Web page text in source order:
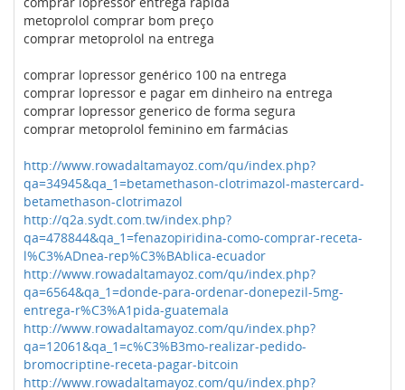
metoprolol comprar bom preço
comprar metoprolol na entrega
comprar lopressor genérico 100 na entrega
comprar lopressor e pagar em dinheiro na entrega
comprar lopressor generico de forma segura
comprar metoprolol feminino em farmácias
http://www.rowadaltamayoz.com/qu/index.php?
qa=34945&qa_1=betamethason-clotrimazol-mastercard-
betamethason-clotrimazol
http://q2a.sydt.com.tw/index.php?
qa=478844&qa_1=fenazopiridina-como-comprar-receta-
l%C3%ADnea-rep%C3%BAblica-ecuador
http://www.rowadaltamayoz.com/qu/index.php?
qa=6564&qa_1=donde-para-ordenar-donepezil-5mg-
entrega-r%C3%A1pida-guatemala
http://www.rowadaltamayoz.com/qu/index.php?
qa=12061&qa_1=c%C3%B3mo-realizar-pedido-
bromocriptine-receta-pagar-bitcoin
http://www.rowadaltamayoz.com/qu/index.php?